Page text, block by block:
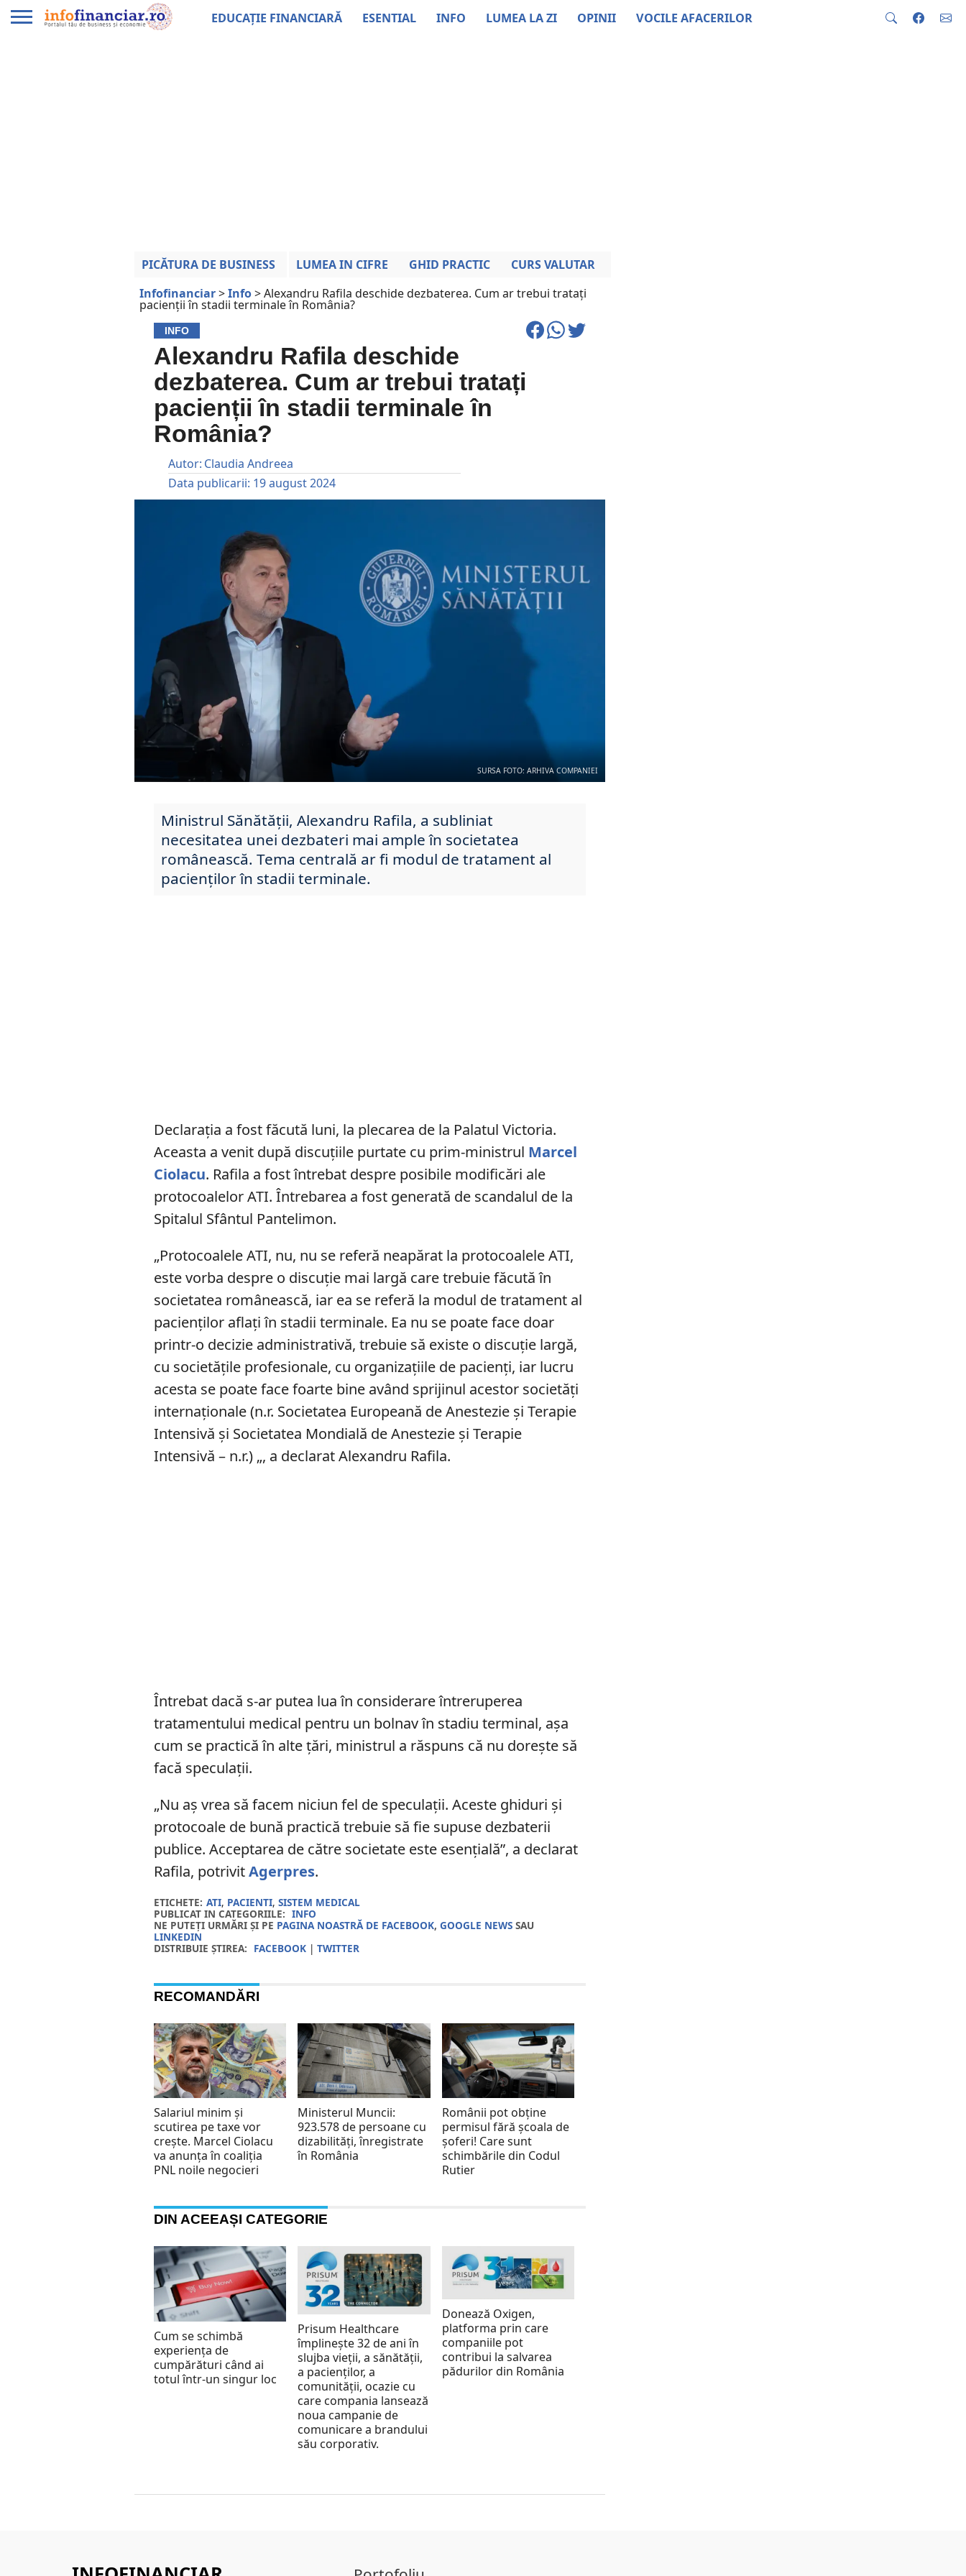
EDUCAȚIE FINANCIARĂ ESENTIAL INFO LUMEA LA ZI OPINII VOCILE AFACERILOR
PICĂTURA DE BUSINESS LUMEA IN CIFRE GHID PRACTIC
CURS VALUTAR
Infofinanciar>Info>Alexandru Rafila deschide dezbaterea. Cum ar trebui tratați
pacienții în stadii terminale în România?
INFO
Alexandru Rafila deschide
dezbaterea. Cum ar trebui tratați
pacienții în stadii terminale în
România?
Autor: Claudia Andreea
Data publicarii: 19 august 2024
SURSA FOTO: ARHIVA COMPANIEI
Ministrul Sănătății, Alexandru Rafila, a subliniat
necesitatea unei dezbateri mai ample în societatea
românească. Tema centrală ar fi modul de tratament al
pacienților în stadii terminale.
Declarația a fost făcută luni, la plecarea de la Palatul Victoria.
Aceasta a venit după discuțiile purtate cu prim-ministrul Marcel
Ciolacu. Rafila a fost întrebat despre posibile modificări ale
protocoalelor ATI. Întrebarea a fost generată de scandalul de la
Spitalul Sfântul Pantelimon.
„Protocoalele ATI, nu, nu se referă neapărat la protocoalele ATI,
este vorba despre o discuţie mai largă care trebuie făcută în
societatea românească, iar ea se referă la modul de tratament al
pacienţilor aflaţi în stadii terminale. Ea nu se poate face doar
printr-o decizie administrativă, trebuie să existe o discuţie largă,
cu societăţile profesionale, cu organizaţiile de pacienţi, iar lucru
acesta se poate face foarte bine având sprijinul acestor societăţi
internaţionale (n.r. Societatea Europeană de Anestezie şi Terapie
Intensivă şi Societatea Mondială de Anestezie şi Terapie
Intensivă – n.r.) „, a declarat Alexandru Rafila.
Întrebat dacă s-ar putea lua în considerare întreruperea
tratamentului medical pentru un bolnav în stadiu terminal, așa
cum se practică în alte țări, ministrul a răspuns că nu dorește să
facă speculații.
„Nu aş vrea să facem niciun fel de speculaţii. Aceste ghiduri şi
protocoale de bună practică trebuie să fie supuse dezbaterii
publice. Acceptarea de către societate este esenţială”, a declarat
Rafila, potrivitAgerpres.
ETICHETE: ATI, PACIENTI,SISTEM MEDICAL
PUBLICAT IN CATEGORIILE: INFO
NE PUTEȚI URMĂRI ȘI PE PAGINA NOASTRĂ DE FACEBOOK,GOOGLE NEWS SAU
LINKEDIN
DISTRIBUIE ȘTIREA: FACEBOOK |TWITTER
RECOMANDĂRI
Salariul minim și
scutirea pe taxe vor
crește. Marcel Ciolacu
va anunța în coaliția
PNL noile negocieri
Ministerul Muncii:
923.578 de persoane cu
dizabilități, înregistrate
în România
Românii pot obține
permisul fără școala de
șoferi! Care sunt
schimbările din Codul
Rutier
DIN ACEEAȘI CATEGORIE
Cum se schimbă
experiența de
cumpărături când ai
totul într-un singur loc
Prisum Healthcare
împlinește 32 de ani în
slujba vieții, a sănătății,
a pacienților, a
comunității, ocazie cu
care compania lansează
noua campanie de
comunicare a brandului
său corporativ.
Donează Oxigen,
platforma prin care
companiile pot
contribui la salvarea
pădurilor din România